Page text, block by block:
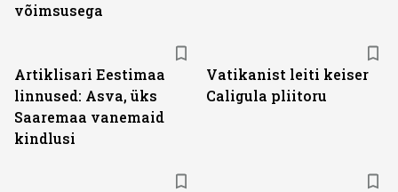
võimsusega
Artiklisari Eestimaa
linnused: Asva, üks
Saaremaa vanemaid
kindlusi
Vatikanist leiti keiser
Caligula pliitoru